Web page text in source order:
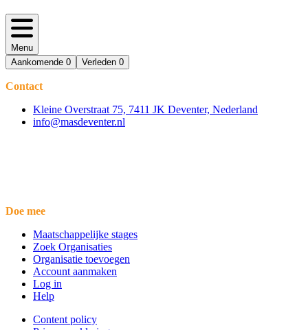
Menu
Aankomende 0 Verleden 0
Contact
Kleine Overstraat 75, 7411 JK Deventer, Nederland
info@masdeventer.nl
Doe mee
Maatschappelijke stages
Zoek Organisaties
Organisatie toevoegen
Account aanmaken
Log in
Help
Content policy